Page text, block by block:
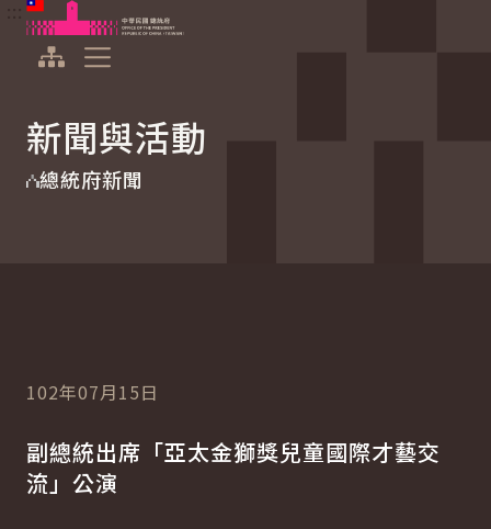
跳到主要內容
中華民國總統府
新聞與活動
總統府新聞
102年07月15日
副總統出席「亞太金獅獎兒童國際才藝交
流」公演